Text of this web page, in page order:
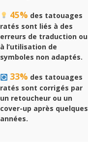
45% des tatouages
ratés sont liés à des
erreurs de traduction ou
à l’utilisation de
symboles non adaptés.
33% des tatouages
ratés sont corrigés par
un retoucheur ou un
cover-up après quelques
années.